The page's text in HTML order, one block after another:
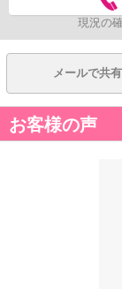
現況の
メールで共
お客様の声